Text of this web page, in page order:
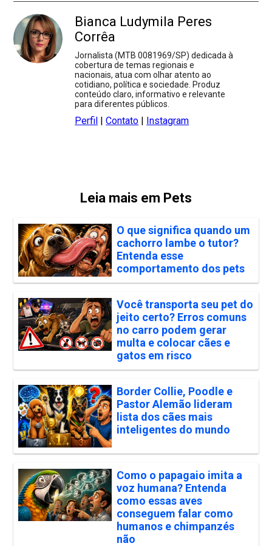
Bianca Ludymila Peres
Corrêa
Jornalista (MTB 0081969/SP) dedicada à
cobertura de temas regionais e
nacionais, atua com olhar atento ao
cotidiano, política e sociedade. Produz
conteúdo claro, informativo e relevante
para diferentes públicos.
Perfil |Contato Instagram
Leia mais em Pets
O que significa quando um
cachorro lambe o tutor?
Entenda esse
comportamento dos pets
Você transporta seu pet do
jeito certo? Erros comuns
no carro podem gerar
multa e colocar cães e
gatos em risco
Border Collie, Poodle e
Pastor Alemão lideram
lista dos cães mais
inteligentes do mundo
Como o papagaio imita a
voz humana? Entenda
como essas aves
conseguem falar como
humanos e chimpanzés
não